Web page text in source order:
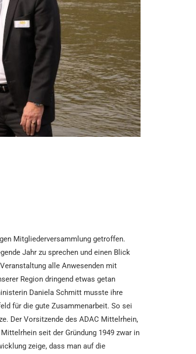
Mitgliederversammlung getroffen.
Jahr zu sprechen und einen Blick
alle Anwesenden mit
Region dringend etwas getan
Daniela Schmitt musste ihre
für die gute Zusammenarbeit. So sei
Der Vorsitzende des ADAC Mittelrhein,
seit der Gründung 1949 zwar in
zeige, dass man auf die